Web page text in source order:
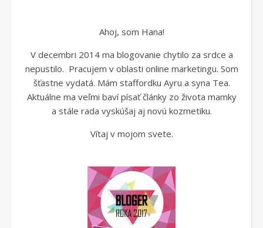
Ahoj, som Hana!
V decembri 2014 ma blogovanie chytilo za srdce a
nepustilo. Pracujem v oblasti online marketingu. Som
šťastne vydatá. Mám staffordku Ayru a syna Tea.
Aktuálne ma veľmi baví písať články zo života mamky
a stále rada vyskúšaj aj novú kozmetiku.
Vítaj v mojom svete.